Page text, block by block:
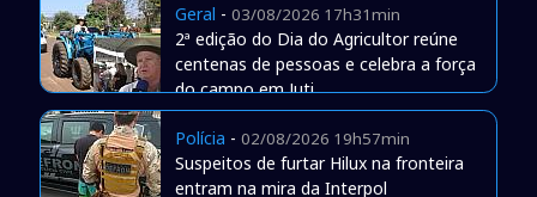
Geral - 03/08/2026 17h31min
2ª edição do Dia do Agricultor reúne
centenas de pessoas e celebra a força
do campo em Juti
Polícia - 02/08/2026 19h57min
Suspeitos de furtar Hilux na fronteira
entram na mira da Interpol